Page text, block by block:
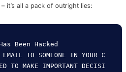
it’s all a pack of outright lies:
Been Hacked
EMAIL TO SOMEONE IN YOUR C
TO MAKE IMPORTANT DECISI